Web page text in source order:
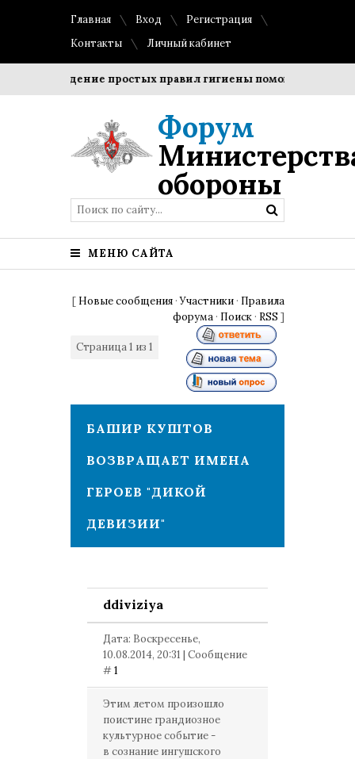
Главная Вход
Регистрация
Контакты
Личный кабинет
Соблюдение простых правил гигиены помогает
Форум
обороны
МЕНЮ САЙТА
[ Новые сообщения ·Участники · Правила
форума · Поиск · RSS ]
Страница1 из 1
БАШИР КУШТОВ
ВОЗВРАЩАЕТ ИМЕНА
ГЕРОЕВ "ДИКОЙ
ДЕВИЗИИ"
ddiviziya
Дата: Воскресенье,
10.08.2014, 20:31 | Сообщение
#1
Этим летом произошло
поистине грандиозное
культурное событие -
в сознание ингушского